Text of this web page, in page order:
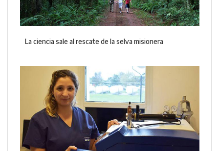
La ciencia sale al rescate de la selva misionera